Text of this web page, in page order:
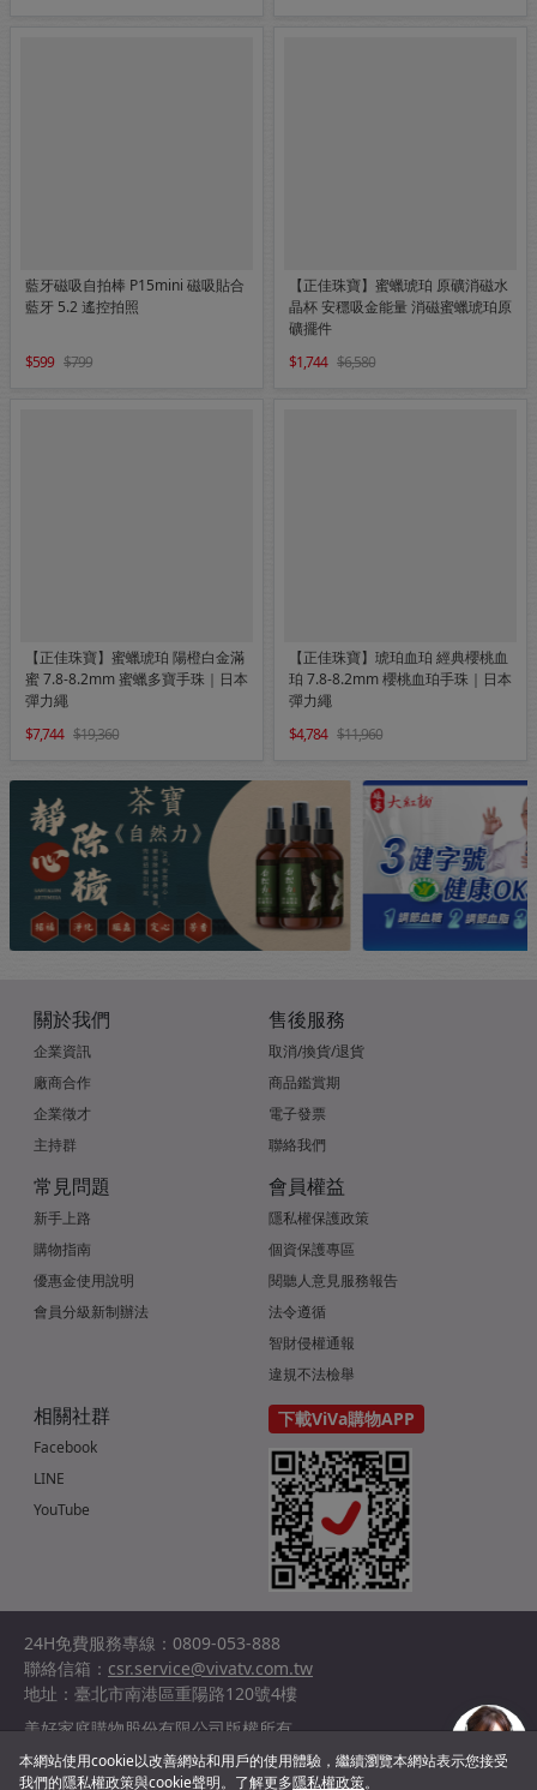
藍牙磁吸自拍棒 P15mini 磁吸貼合
藍牙 5.2 遙控拍照
599 799
【正佳珠寶】蜜蠟琥珀 原礦消磁水
晶杯 安穩吸金能量 消磁蜜蠟琥珀原
礦擺件
1,744
6,580
【正佳珠寶】蜜蠟琥珀 陽橙白金滿
蜜 7.8-8.2mm 蜜蠟多寶手珠｜日本
彈力繩
7,744
19,360
【正佳珠寶】琥珀血珀 經典櫻桃血
珀 7.8-8.2mm 櫻桃血珀手珠｜日本
彈力繩
4,784
11,960
關於我們
企業資訊
廠商合作
企業徵才
主持群
售後服務
取消/換貨/退貨
商品鑑賞期
電子發票
聯絡我們
常見問題
新手上路
購物指南
優惠金使用說明
會員分級新制辦法
會員權益
隱私權保護政策
個資保護專區
閱聽人意見服務報告
法令遵循
智財侵權通報
違規不法檢舉
相關社群
Facebook
LINE
YouTube
下載ViVa購物APP
24H免費服務專線：0809-053-888
聯絡信箱： csr.service@vivatv.com.tw
地址：臺北市南港區重陽路120號4樓
美好家庭購物股份有限公司版權所有
統編：29036132
©2024 Shopnet Homeshopping co., Ltd. All Rights Reserved.
本網站使用cookie以改善網站和用戶的使用體驗，繼續瀏覽本網站表示您接受
我們的隱私權政策與cookie聲明。了解更多隱私權政策。